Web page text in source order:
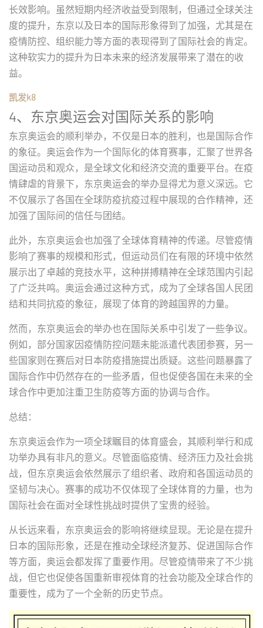
长效影响。虽然短期内经济收益受到限制，但通过全球关注
度的提升，东京以及日本的国际形象得到了加强，尤其是在
疫情防控、组织能力等方面的表现得到了国际社会的肯定。
这种软实力的提升为日本未来的经济发展带来了潜在的收
益。
凯发k8
4、东京奥运会对国际关系的影响
东京奥运会的顺利举办，不仅是日本的胜利，也是国际合作
的象征。奥运会作为一个国际化的体育赛事，汇聚了世界各
国运动员和观众，是全球文化和经济交流的重要平台。在疫
情肆虐的背景下，东京奥运会的举办显得尤为意义深远。它
不仅展示了各国在全球防疫抗疫过程中展现的合作精神，还
加强了国际间的信任与团结。
此外，东京奥运会也加强了全球体育精神的传递。尽管疫情
影响了赛事的规模和形式，但运动员们在有限的环境中依然
展示出了卓越的竞技水平，这种拼搏精神在全球范围内引起
了广泛共鸣。奥运会通过这种方式，成为了全球各国人民团
结和共同抗疫的象征，展现了体育的跨越国界的力量。
然而，东京奥运会的举办也在国际关系中引发了一些争议。
例如，部分国家因疫情防控问题未能派遣代表团参赛，另一
些国家则在赛后对日本防疫措施提出质疑。这些问题暴露了
国际合作中仍然存在的一些矛盾，但也促使各国在未来的全
球合作中更加注重卫生防疫等方面的协调与合作。
总结：
东京奥运会作为一项全球瞩目的体育盛会，其顺利举行和成
功举办具有非凡的意义。尽管面临疫情、经济压力及社会挑
战，但东京奥运会依然展示了组织者、政府和各国运动员的
坚韧与决心。赛事的成功不仅体现了全球体育的力量，也为
国际社会在面对全球性挑战时提供了宝贵的经验。
从长远来看，东京奥运会的影响将继续显现。无论是在提升
日本的国际形象，还是在推动全球经济复苏、促进国际合作
等方面，奥运会都发挥了重要作用。尽管疫情带来了不少挑
战，但它也促使各国重新审视体育的社会功能及全球合作的
重要性，成为了一个全新的历史节点。